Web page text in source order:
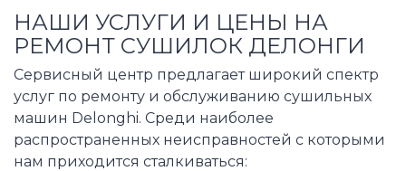
НАШИ УСЛУГИ И ЦЕНЫ НА
РЕМОНТ СУШИЛОК ДЕЛОНГИ
Сервисный центр предлагает широкий спектр
услуг по ремонту и обслуживанию сушильных
машин Delonghi. Среди наиболее
распространенных неисправностей с которыми
нам приходится сталкиваться: